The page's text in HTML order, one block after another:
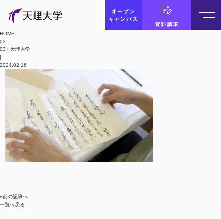
オープン
キャンパス
資料請求
HOME
03
03 | 天理大学
|
2024.02.16
«前の記事へ
一覧へ戻る